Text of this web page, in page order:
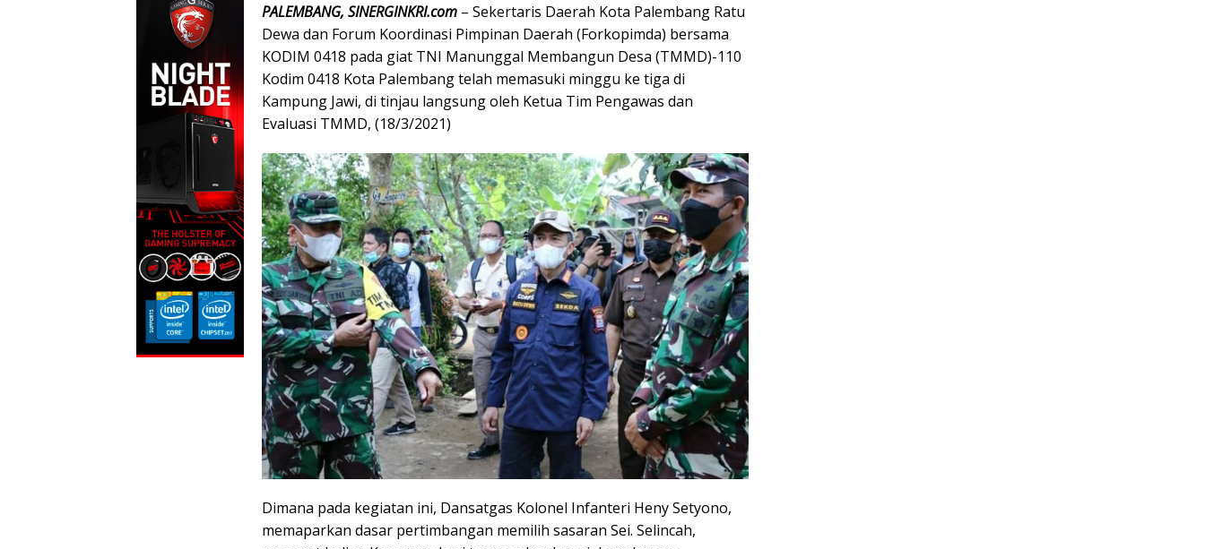
e
b
o
o
k
itt
er
at
s
A
p
p
e e
gr
a
m
ar
e
PALEMBANG, SINERGINKRI.com – Sekertaris Daerah Kota Palembang Ratu
Dewa dan Forum Koordinasi Pimpinan Daerah (Forkopimda) bersama
KODIM 0418 pada giat TNI Manunggal Membangun Desa (TMMD)-110
Kodim 0418 Kota Palembang telah memasuki minggu ke tiga di
Kampung Jawi, di tinjau langsung oleh Ketua Tim Pengawas dan
Evaluasi TMMD, (18/3/2021)
Dimana pada kegiatan ini, Dansatgas Kolonel Infanteri Heny Setyono,
memaparkan dasar pertimbangan memilih sasaran Sei. Selincah,